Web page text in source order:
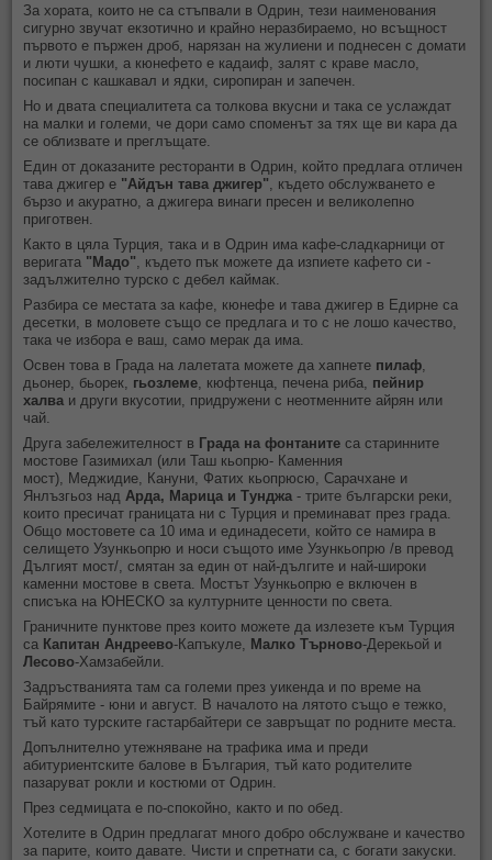
За хората, които не са стъпвали в Одрин, тези наименования
сигурно звучат екзотично и крайно неразбираемо, но всъщност
първото е пържен дроб, нарязан на жулиени и поднесен с домати
и люти чушки, а кюнефето е кадаиф, залят с краве масло,
посипан с кашкавал и ядки, сиропиран и запечен.
Но и двата специалитета са толкова вкусни и така се услаждат
на малки и големи, че дори само споменът за тях ще ви кара да
се облизвате и преглъщате.
Един от доказаните ресторанти в Одрин, който предлага отличен
тава джигер е "Айдън тава джигер" , където обслужването е
бързо и акуратно, а джигера винаги пресен и великолепно
приготвен.
Както в цяла Турция, така и в Одрин има кафе-сладкарници от
веригата "Mадо" , където пък можете да изпиете кафето си -
задължително турско с дебел каймак.
Разбира се местата за кафе, кюнефе и тава джигер в Едирне са
десетки, в моловете също се предлага и то с не лошо качество,
така че избора е ваш, само мерак да има.
Освен това в Града на лалетата можете да хапнете пилаф
дьонер, бьорек, гьозлеме , кюфтенца, печена риба, пейнир
халва и други вкусотии, придружени с неотменните айрян или
чай.
Друга забележителност в Града на фонтаните састаринните
мостове Газимихал (илиТаш кьопрю- Каменния
мост), Меджидие,
Кануни, Фатих кьопрюсю, Сарачхане и
Янлъзгьоз над Арда, Марица и Тунджа - трите български реки,
които пресичат границата ни с Турция и преминават през града.
Общо мостовете са 10 има и единадесети, който се намира в
селищетоУзункьопрю и носи същото име Узункьопрю /в превод
Дългият мост/, смятан за един от най-дългите и най-широки
каменни мостове в света. Мостът Узункьопрю е включен в
списъка на ЮНЕСКО за културните ценности по света.
Граничните пунктове през които можете да излезете към Турция
са Капитан Андреево-Капъкуле, Малко Търново-Дерекьой и
Лесово-Хамзабейли.
Задръстванията там са големи през уикенда и по време на
Байрямите - юни и август. В началото на лятото също е тежко,
тъй като турските гастарбайтери се завръщат по родните места.
Допълнително утежняване на трафика има и преди
абитуриентските балове в България, тъй като родителите
пазаруват рокли и костюми от Одрин.
През седмицата е по-спокойно, както и по обед.
Хотелите в Одрин предлагат много добро обслужване и качество
за парите, които давате. Чисти и спретнати са, с богати закуски.